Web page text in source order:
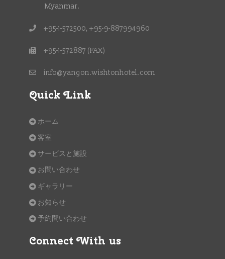
Myanmar.
+95-1-572500, +95-9-887994960
+95-1-572887 (FAX)
info@yangon.wishtonhotel.com
Quick Link
ホーム
客室
サービスと施設
お問い合わせ
ギャラリー
お知らせ
予約問い合わせ
Connect With us